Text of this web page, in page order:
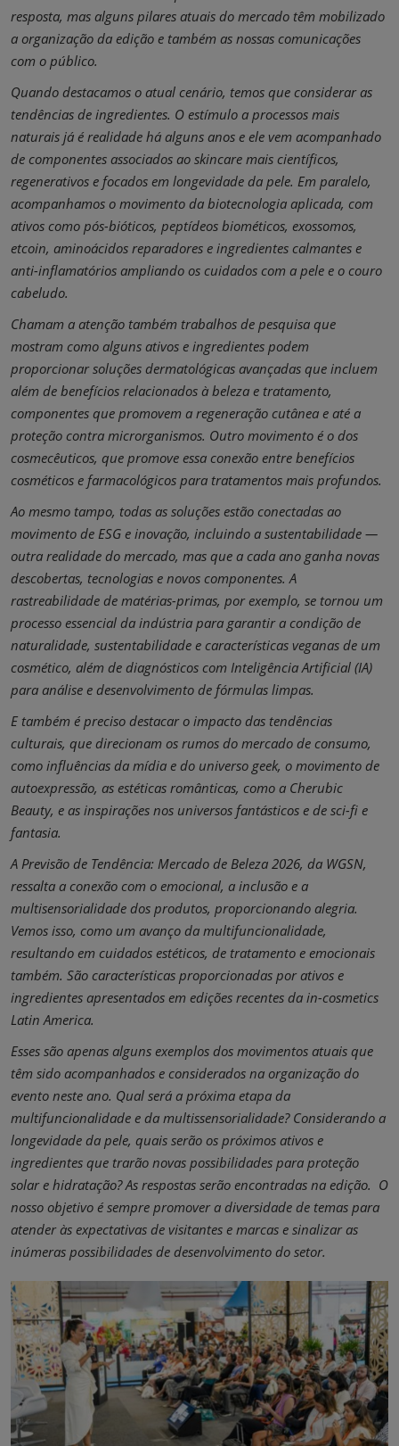
resposta, mas alguns pilares atuais do mercado têm mobilizado
a organização da edição e também as nossas comunicações
com o público.
Quando destacamos o atual cenário, temos que considerar as
tendências de ingredientes. O estímulo a processos mais
naturais já é realidade há alguns anos e ele vem acompanhado
de componentes associados ao skincare mais científicos,
regenerativos e focados em longevidade da pele. Em paralelo,
acompanhamos o movimento da biotecnologia aplicada, com
ativos como pós-bióticos, peptídeos biométicos, exossomos,
etcoin, aminoácidos reparadores e ingredientes calmantes e
anti-inflamatórios ampliando os cuidados com a pele e o couro
cabeludo.
Chamam a atenção também trabalhos de pesquisa que
mostram como alguns ativos e ingredientes podem
proporcionar soluções dermatológicas avançadas que incluem
além de benefícios relacionados à beleza e tratamento,
componentes que promovem a regeneração cutânea e até a
proteção contra microrganismos. Outro movimento é o dos
cosmecêuticos, que promove essa conexão entre benefícios
cosméticos e farmacológicos para tratamentos mais profundos.
Ao mesmo tampo, todas as soluções estão conectadas ao
movimento de ESG e inovação, incluindo a sustentabilidade —
outra realidade do mercado, mas que a cada ano ganha novas
descobertas, tecnologias e novos componentes. A
rastreabilidade de matérias-primas, por exemplo, se tornou um
processo essencial da indústria para garantir a condição de
naturalidade, sustentabilidade e características veganas de um
cosmético, além de diagnósticos com Inteligência Artificial (IA)
para análise e desenvolvimento de fórmulas limpas.
E também é preciso destacar o impacto das tendências
culturais, que direcionam os rumos do mercado de consumo,
como influências da mídia e do universo geek, o movimento de
autoexpressão, as estéticas românticas, como a Cherubic
Beauty, e as inspirações nos universos fantásticos e de sci-fi e
fantasia.
A Previsão de Tendência: Mercado de Beleza 2026, da WGSN,
ressalta a conexão com o emocional, a inclusão e a
multisensorialidade dos produtos, proporcionando alegria.
Vemos isso, como um avanço da multifuncionalidade,
resultando em cuidados estéticos, de tratamento e emocionais
também. São características proporcionadas por ativos e
ingredientes apresentados em edições recentes da in-cosmetics
Latin America.
Esses são apenas alguns exemplos dos movimentos atuais que
têm sido acompanhados e considerados na organização do
evento neste ano. Qual será a próxima etapa da
multifuncionalidade e da multissensorialidade? Considerando a
longevidade da pele, quais serão os próximos ativos e
ingredientes que trarão novas possibilidades para proteção
solar e hidratação? As respostas serão encontradas na edição. O
nosso objetivo é sempre promover a diversidade de temas para
atender às expectativas de visitantes e marcas e sinalizar as
inúmeras possibilidades de desenvolvimento do setor.